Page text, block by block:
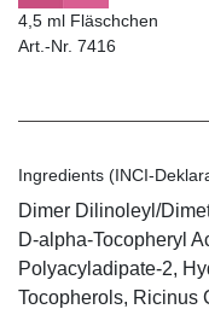
4,5 ml Fläschchen
Art.-Nr. 7416
Ingredients (INCI-
Dimer Dilinoleyl/
D-alpha-Tocopheryl
Polyacyladipate-2,
Tocopherols, Ricinus